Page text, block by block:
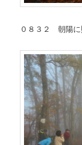
０８３２ 朝陽に